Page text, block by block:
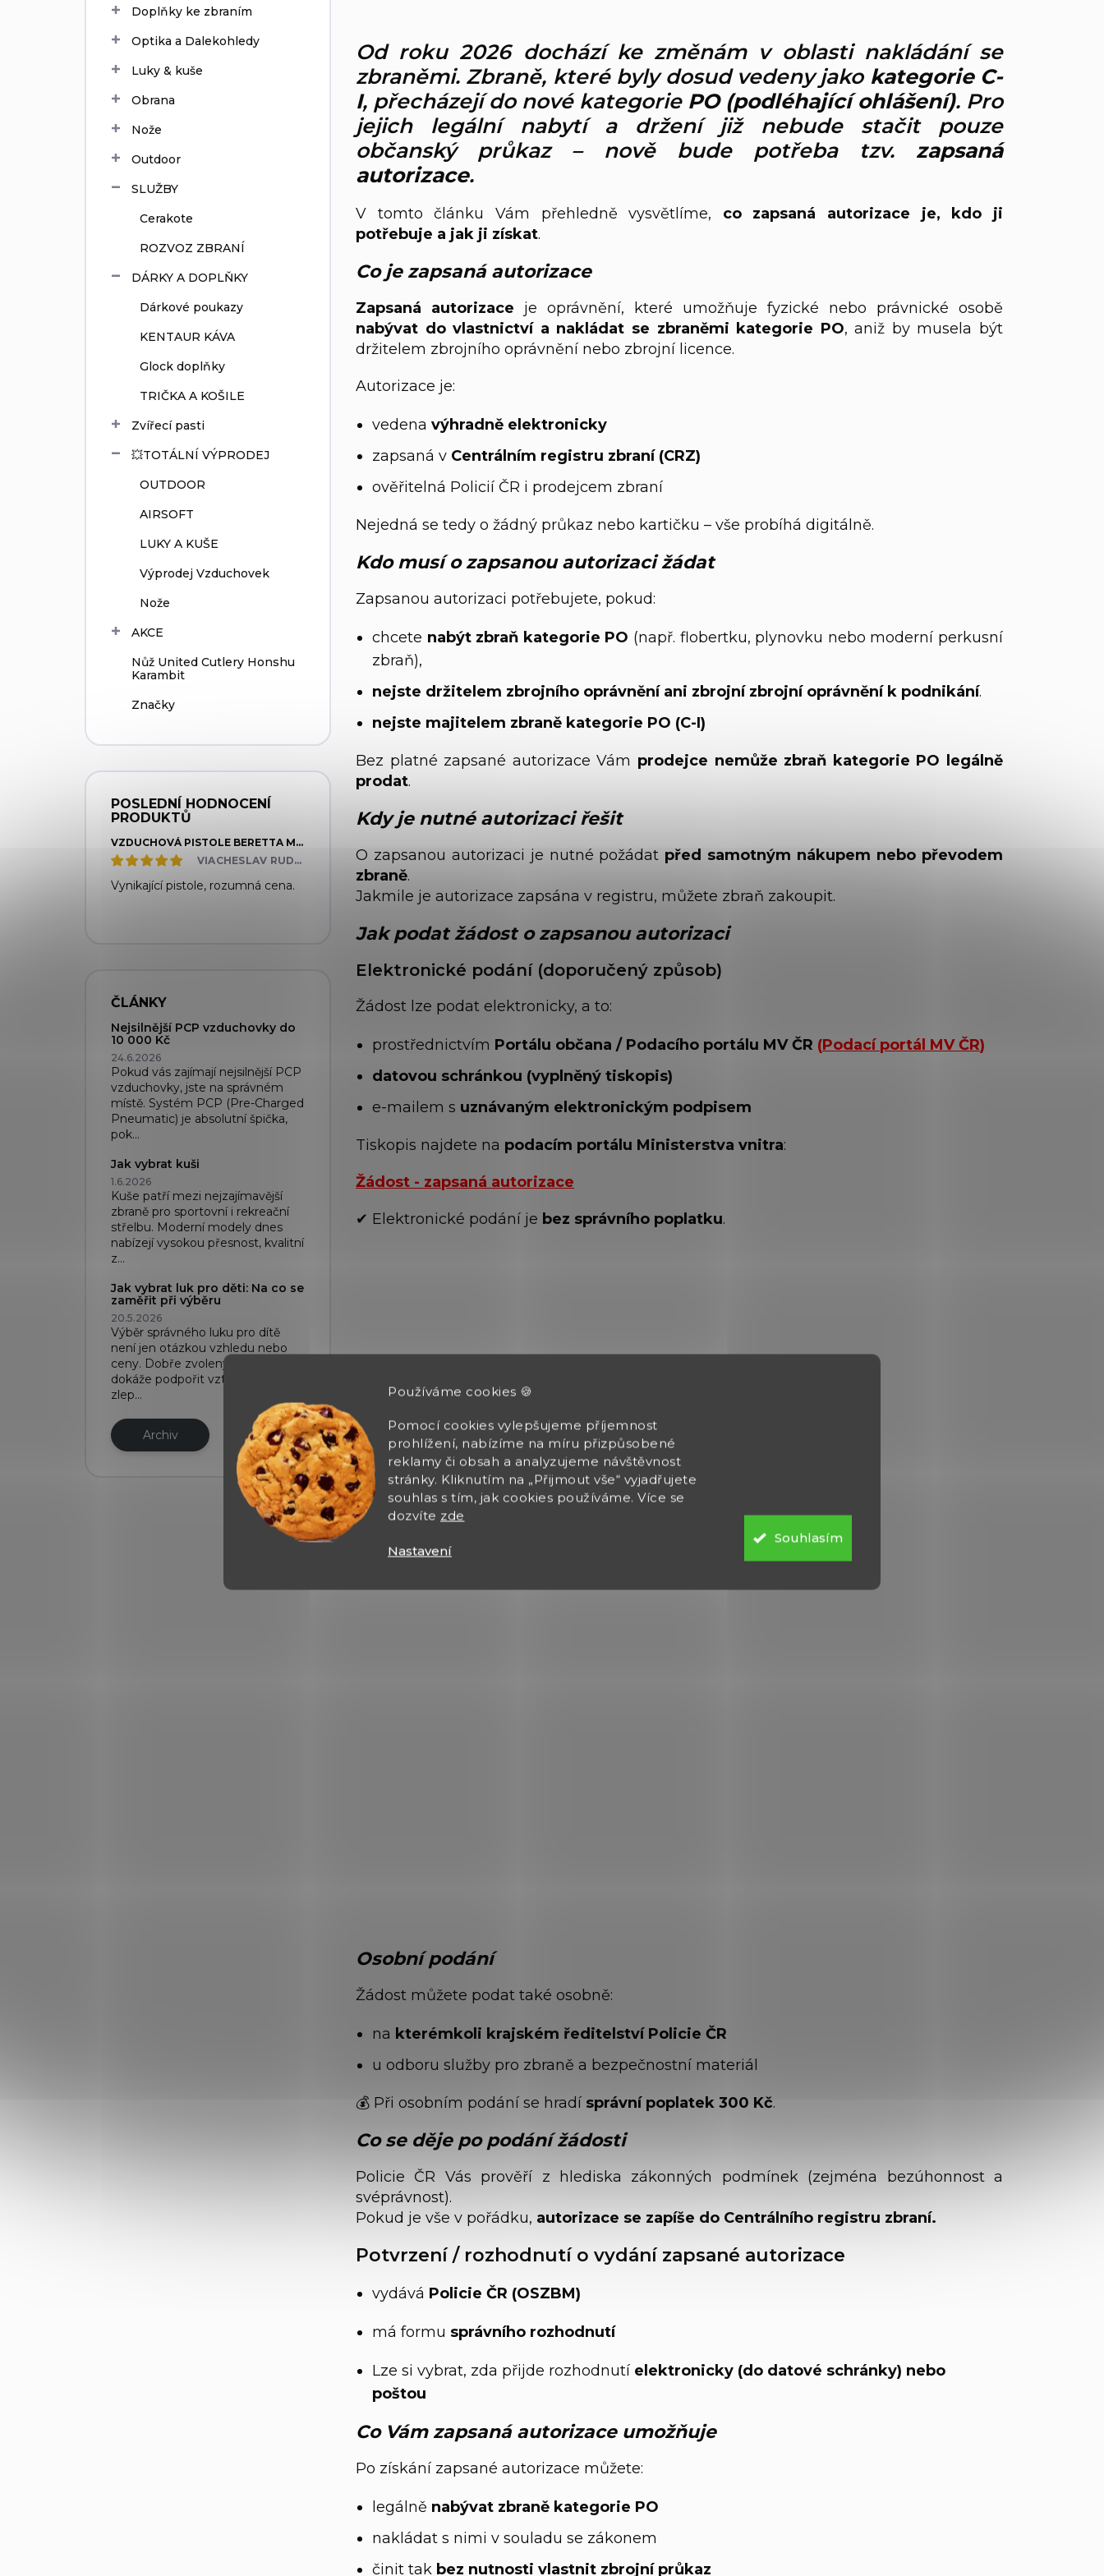
Používáme cookies 🍪
Pomocí cookies vylepšujeme příjemnost
prohlížení, nabízíme na míru přizpůsobené
reklamy či obsah a analyzujeme návštěvnost
stránky. Kliknutím na „Přijmout vše“ vyjadřujete
souhlas s tím, jak cookies používáme. Více se
dozvíte zde
Nastavení
Souhlasím
Doplňky ke zbraním
Optika a Dalekohledy
Luky & kuše
Obrana
Nože
Outdoor
SLUŽBY
Cerakote
ROZVOZ ZBRANÍ
DÁRKY A DOPLŇKY
Dárkové poukazy
KENTAUR KÁVA
Glock doplňky
TRIČKA A KOŠILE
Zvířecí pasti
💥TOTÁLNÍ VÝPRODEJ
OUTDOOR
AIRSOFT
LUKY A KUŠE
Výprodej Vzduchovek
Nože
AKCE
Nůž United Cutlery Honshu
Karambit
Značky
POSLEDNÍ HODNOCENÍ
PRODUKTŮ
VZDUCHOVÁ PISTOLE BERETTA MOD. 92 FS
VIACHESLAV RUDNYTSKYI
Vynikající pistole, rozumná cena.
ČLÁNKY
Nejsilnější PCP vzduchovky do
10 000 Kč
24.6.2026
Pokud vás zajímají nejsilnější PCP
vzduchovky, jste na správném
místě. Systém PCP (Pre-Charged
Pneumatic) je absolutní špička,
pok...
Jak vybrat kuši
1.6.2026
Kuše patří mezi nejzajímavější
zbraně pro sportovní i rekreační
střelbu. Moderní modely dnes
nabízejí vysokou přesnost, kvalitní
z...
Jak vybrat luk pro děti: Na co se
zaměřit při výběru
20.5.2026
Výběr správného luku pro dítě
není jen otázkou vzhledu nebo
ceny. Dobře zvolený luk pro děti
dokáže podpořit vztah ke sportu,
zlep...
Archiv
Od roku 2026 dochází ke změnám v oblasti nakládání se
zbraněmi. Zbraně, které byly dosud vedeny jako kategorie C-
I, přecházejí do nové kategorie PO (podléhající ohlášení). Pro
jejich legální nabytí a držení již nebude stačit pouze
občanský průkaz – nově bude potřeba tzv. zapsaná
autorizace.
V tomto článku Vám přehledně vysvětlíme, co zapsaná autorizace je, kdo ji
potřebuje a jak ji získat.
Co je zapsaná autorizace
Zapsaná autorizace je oprávnění, které umožňuje fyzické nebo právnické osobě
nabývat do vlastnictví a nakládat se zbraněmi kategorie PO, aniž by musela být
držitelem zbrojního oprávnění nebo zbrojní licence.
Autorizace je:
vedena výhradně elektronicky
zapsaná v Centrálním registru zbraní (CRZ)
ověřitelná Policií ČR i prodejcem zbraní
Nejedná se tedy o žádný průkaz nebo kartičku – vše probíhá digitálně.
Kdo musí o zapsanou autorizaci žádat
Zapsanou autorizaci potřebujete, pokud:
chcete nabýt zbraň kategorie PO (např. flobertku, plynovku nebo moderní perkusní
zbraň),
nejste držitelem zbrojního oprávnění ani zbrojní zbrojní oprávnění k podnikání.
nejste majitelem zbraně kategorie PO (C-I)
Bez platné zapsané autorizace Vám prodejce nemůže zbraň kategorie PO legálně
prodat.
Kdy je nutné autorizaci řešit
O zapsanou autorizaci je nutné požádat před samotným nákupem nebo převodem
zbraně.
Jakmile je autorizace zapsána v registru, můžete zbraň zakoupit.
Jak podat žádost o zapsanou autorizaci
Elektronické podání (doporučený způsob)
Žádost lze podat elektronicky, a to:
prostřednictvím Portálu občana / Podacího portálu MV ČR (Podací portál MV ČR)
datovou schránkou (vyplněný tiskopis)
e-mailem s uznávaným elektronickým podpisem
Tiskopis najdete na podacím portálu Ministerstva vnitra:
Žádost - zapsaná autorizace
✔ Elektronické podání je bez správního poplatku.
→ Zbraně, střelivo a munice
Osobní podání
Žádost můžete podat také osobně:
na kterémkoli krajském ředitelství Policie ČR
u odboru služby pro zbraně a bezpečnostní materiál
💰 Při osobním podání se hradí správní poplatek 300 Kč.
Co se děje po podání žádosti
Policie ČR Vás prověří z hlediska zákonných podmínek (zejména bezúhonnost a
svéprávnost).
Pokud je vše v pořádku, autorizace se zapíše do Centrálního registru zbraní.
Potvrzení / rozhodnutí o vydání zapsané autorizace
vydává Policie ČR (OSZBM)
má formu správního rozhodnutí
Lze si vybrat, zda přijde rozhodnutí elektronicky (do datové schránky) nebo
poštou
Co Vám zapsaná autorizace umožňuje
Po získání zapsané autorizace můžete:
legálně nabývat zbraně kategorie PO
nakládat s nimi v souladu se zákonem
činit tak bez nutnosti vlastnit zbrojní průkaz